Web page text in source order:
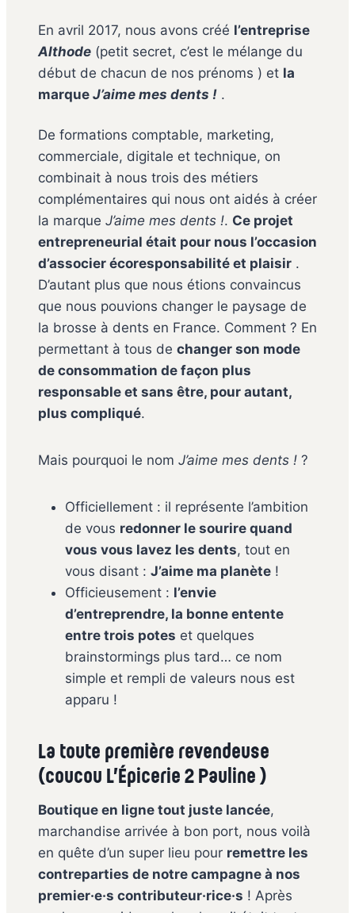
En avril 2017, nous avons créé l’entreprise
Althode (petit secret, c’est le mélange du
début de chacun de nos prénoms ) et la
marque J’aime mes dents ! .
De formations comptable, marketing,
commerciale, digitale et technique, on
combinait à nous trois des métiers
complémentaires qui nous ont aidés à créer
la marque J’aime mes dents !. Ce projet
entrepreneurial était pour nous l’occasion
d’associer écoresponsabilité et plaisir .
D’autant plus que nous étions convaincus
que nous pouvions changer le paysage de
la brosse à dents en France. Comment ? En
permettant à tous de changer son mode
de consommation de façon plus
responsable et sans être, pour autant,
plus compliqué.
Mais pourquoi le nom J’aime mes dents ! ?
Officiellement : il représente l’ambition
de vous redonner le sourire quand
vous vous lavez les dents, tout en
vous disant : J’aime ma planète !
Officieusement : l’envie
d’entreprendre, la bonne entente
entre trois potes et quelques
brainstormings plus tard… ce nom
simple et rempli de valeurs nous est
apparu !
La toute première revendeuse
(coucou L’Épicerie 2 Pauline )
Boutique en ligne tout juste lancée,
marchandise arrivée à bon port, nous voilà
en quête d’un super lieu pour remettre les
contreparties de notre campagne à nos
premier·e·s contributeur·rice·s ! Après